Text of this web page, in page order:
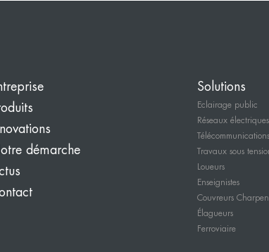
démarche
Solutions
Eclairage public
Réseaux électriques
Télécommunications
Travaux sous
Loueurs
Enseignistes
Couvreurs
Élagueurs
Ferroviaire